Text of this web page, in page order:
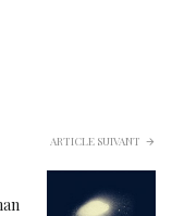
ARTICLE SUIVANT